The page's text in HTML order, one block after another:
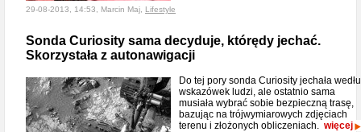
29-08-2013, 14:53, Marcin Maj, Lifestyle
Sonda Curiosity sama decyduje, którędy jechać.
Skorzystała z autonawigacji
Do tej pory sonda Curiosity jechała
wskazówek ludzi, ale ostatnio sama
musiała wybrać sobie bezpieczną trasę,
bazując na trójwymiarowych zdjęciach
terenu i złożonych obliczeniach. więcej